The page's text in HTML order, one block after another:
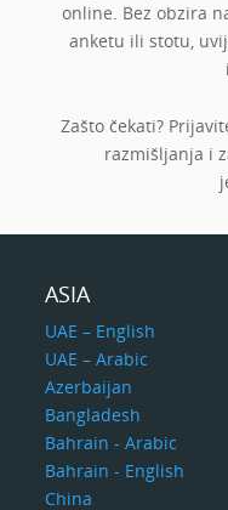
online. Bez obzira
anketu ili stotu,
Zašto čekati?
razmišljanja i
ASIA
UAE – English
UAE – Arabic
Azerbaijan
Bangladesh
Bahrain - Arabic
Bahrain - English
China